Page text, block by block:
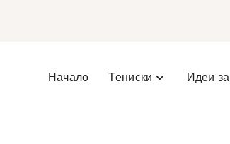
Начало Тениски Идеи